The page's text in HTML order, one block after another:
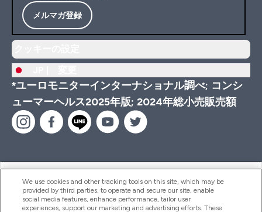
メルマガ登録
*ユーロモニターインターナショナル調べ; コンシ
ューマーヘルス2025年版; 2024年総小売販売額
ヘルプ＆ガイド
We use cookies and other tracking tools on this site, which may be
provided by third parties, to operate and secure our site, enable
social media features, enhance performance, tailor user
experiences, support our marketing and advertising efforts. These